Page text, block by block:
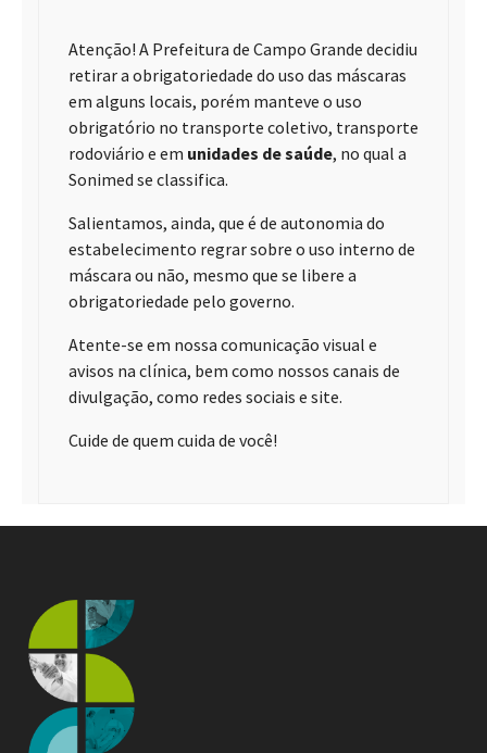
Atenção! A Prefeitura de Campo Grande decidiu
retirar a obrigatoriedade do uso das máscaras
em alguns locais, porém manteve o uso
obrigatório no transporte coletivo, transporte
rodoviário e em unidades de saúde, no qual a
Sonimed se classifica.
Salientamos, ainda, que é de autonomia do
estabelecimento regrar sobre o uso interno de
máscara ou não, mesmo que se libere a
obrigatoriedade pelo governo.
Atente-se em nossa comunicação visual e
avisos na clínica, bem como nossos canais de
divulgação, como redes sociais e site.
Cuide de quem cuida de você!